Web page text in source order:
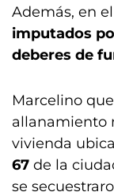
Además, en
imputados
deberes de
Marcelino
allanamiento
vivienda
67 de la
se